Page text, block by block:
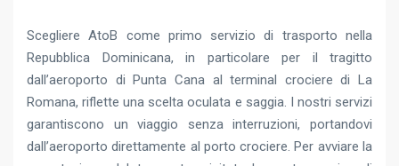
Scegliere AtoB come primo servizio di trasporto nella
Repubblica Dominicana, in particolare per il tragitto
dall’aeroporto di Punta Cana al terminal crociere di La
Romana, riflette una scelta oculata e saggia. I nostri servizi
garantiscono un viaggio senza interruzioni, portandovi
dall’aeroporto direttamente al porto crociere. Per avviare la